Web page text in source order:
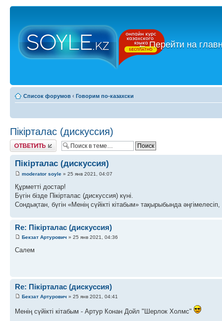
←Перейти на
Список форумов ‹ Говорим по-казахски
Пікірталас (дискуссия)
Ответить
Пікірталас (дискуссия)
moderator soyle » 25 янв 2021, 04:07
Құрметті достар!
Бүгін бізде Пікірталас (дискуссия) күні.
Сондықтан, бүгін «Менің сүйікті кітабым» тақырыбында
Re: Пікірталас (дискуссия)
Бекзат Артурович » 25 янв 2021, 04:36
Салем
Re: Пікірталас (дискуссия)
Бекзат Артурович » 25 янв 2021, 04:41
Менің сүйікті кітабым - Артур Конан Дойл "Шерлок Холмс"